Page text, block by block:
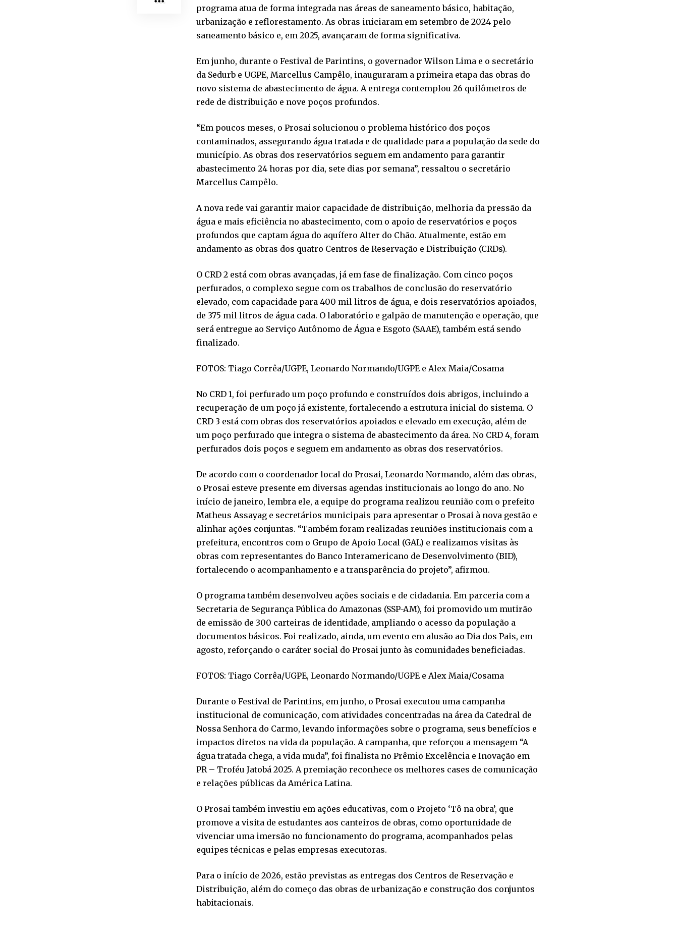
programa atua de forma integrada nas áreas de saneamento básico, habitação,
urbanização e reflorestamento. As obras iniciaram em setembro de 2024 pelo
saneamento básico e, em 2025, avançaram de forma significativa.
Em junho, durante o Festival de Parintins, o governador Wilson Lima e o secretário
da Sedurb e UGPE, Marcellus Campêlo, inauguraram a primeira etapa das obras do
novo sistema de abastecimento de água. A entrega contemplou 26 quilômetros de
rede de distribuição e nove poços profundos.
“Em poucos meses, o Prosai solucionou o problema histórico dos poços
contaminados, assegurando água tratada e de qualidade para a população da sede do
município. As obras dos reservatórios seguem em andamento para garantir
abastecimento 24 horas por dia, sete dias por semana”, ressaltou o secretário
Marcellus Campêlo.
A nova rede vai garantir maior capacidade de distribuição, melhoria da pressão da
água e mais eficiência no abastecimento, com o apoio de reservatórios e poços
profundos que captam água do aquífero Alter do Chão. Atualmente, estão em
andamento as obras dos quatro Centros de Reservação e Distribuição (CRDs).
O CRD 2 está com obras avançadas, já em fase de finalização. Com cinco poços
perfurados, o complexo segue com os trabalhos de conclusão do reservatório
elevado, com capacidade para 400 mil litros de água, e dois reservatórios apoiados,
de 375 mil litros de água cada. O laboratório e galpão de manutenção e operação, que
será entregue ao Serviço Autônomo de Água e Esgoto (SAAE), também está sendo
finalizado.
FOTOS: Tiago Corrêa/UGPE, Leonardo Normando/UGPE e Alex Maia/Cosama
No CRD 1, foi perfurado um poço profundo e construídos dois abrigos, incluindo a
recuperação de um poço já existente, fortalecendo a estrutura inicial do sistema. O
CRD 3 está com obras dos reservatórios apoiados e elevado em execução, além de
um poço perfurado que integra o sistema de abastecimento da área. No CRD 4, foram
perfurados dois poços e seguem em andamento as obras dos reservatórios.
De acordo com o coordenador local do Prosai, Leonardo Normando, além das obras,
o Prosai esteve presente em diversas agendas institucionais ao longo do ano. No
início de janeiro, lembra ele, a equipe do programa realizou reunião com o prefeito
Matheus Assayag e secretários municipais para apresentar o Prosai à nova gestão e
alinhar ações conjuntas. “Também foram realizadas reuniões institucionais com a
prefeitura, encontros com o Grupo de Apoio Local (GAL) e realizamos visitas às
obras com representantes do Banco Interamericano de Desenvolvimento (BID),
fortalecendo o acompanhamento e a transparência do projeto”, afirmou.
O programa também desenvolveu ações sociais e de cidadania. Em parceria com a
Secretaria de Segurança Pública do Amazonas (SSP-AM), foi promovido um mutirão
de emissão de 300 carteiras de identidade, ampliando o acesso da população a
documentos básicos. Foi realizado, ainda, um evento em alusão ao Dia dos Pais, em
agosto, reforçando o caráter social do Prosai junto às comunidades beneficiadas.
FOTOS: Tiago Corrêa/UGPE, Leonardo Normando/UGPE e Alex Maia/Cosama
Durante o Festival de Parintins, em junho, o Prosai executou uma campanha
institucional de comunicação, com atividades concentradas na área da Catedral de
Nossa Senhora do Carmo, levando informações sobre o programa, seus benefícios e
impactos diretos na vida da população. A campanha, que reforçou a mensagem “A
água tratada chega, a vida muda”, foi finalista no Prêmio Excelência e Inovação em
PR – Troféu Jatobá 2025. A premiação reconhece os melhores cases de comunicação
e relações públicas da América Latina.
O Prosai também investiu em ações educativas, com o Projeto ‘Tô na obra’, que
promove a visita de estudantes aos canteiros de obras, como oportunidade de
vivenciar uma imersão no funcionamento do programa, acompanhados pelas
equipes técnicas e pelas empresas executoras.
Para o início de 2026, estão previstas as entregas dos Centros de Reservação e
Distribuição, além do começo das obras de urbanização e construção dos conjuntos
habitacionais.